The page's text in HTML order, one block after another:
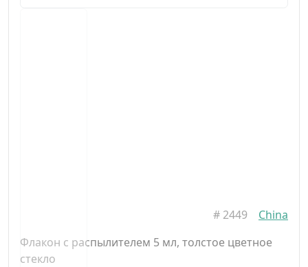
# 2449
China
Флакон с распылителем 5 мл, толстое цветное
стекло